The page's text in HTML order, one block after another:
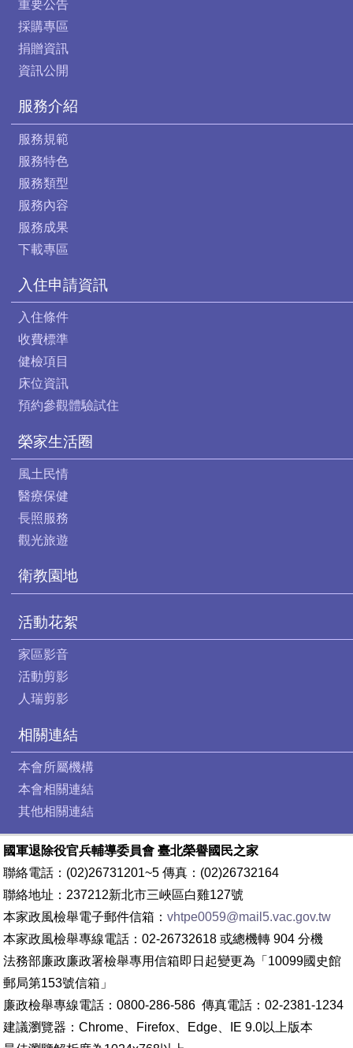
重要公告
採購專區
捐贈資訊
資訊公開
服務介紹
服務規範
服務特色
服務類型
服務內容
服務成果
下載專區
入住申請資訊
入住條件
收費標準
健檢項目
床位資訊
預約參觀體驗試住
榮家生活圈
風土民情
醫療保健
長照服務
觀光旅遊
衛教園地
活動花絮
家區影音
活動剪影
人瑞剪影
相關連結
本會所屬機構
本會相關連結
其他相關連結
國軍退除役官兵輔導委員會 臺北榮譽國民之家
聯絡電話：(02)26731201~5 傳真：(02)26732164
聯絡地址：237212新北市三峽區白雞127號
本家政風檢舉電子郵件信箱：vhtpe0059@mail5.vac.gov.tw
本家政風檢舉專線電話：02-26732618 或總機轉 904 分機
法務部廉政廉政署檢舉專用信箱即日起變更為「10099國史館
郵局第153號信箱」
廉政檢舉專線電話：0800-286-586 傳真電話：02-2381-1234
建議瀏覽器：Chrome、Firefox、Edge、IE 9.0以上版本